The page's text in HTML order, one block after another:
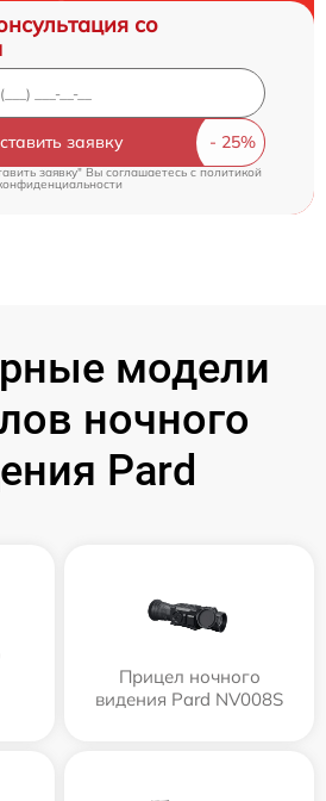
со
заявку
заявку" Вы соглашаетесь c политикой
модели
ночного
Pard
Прицел ночного
видения Pard NV008S